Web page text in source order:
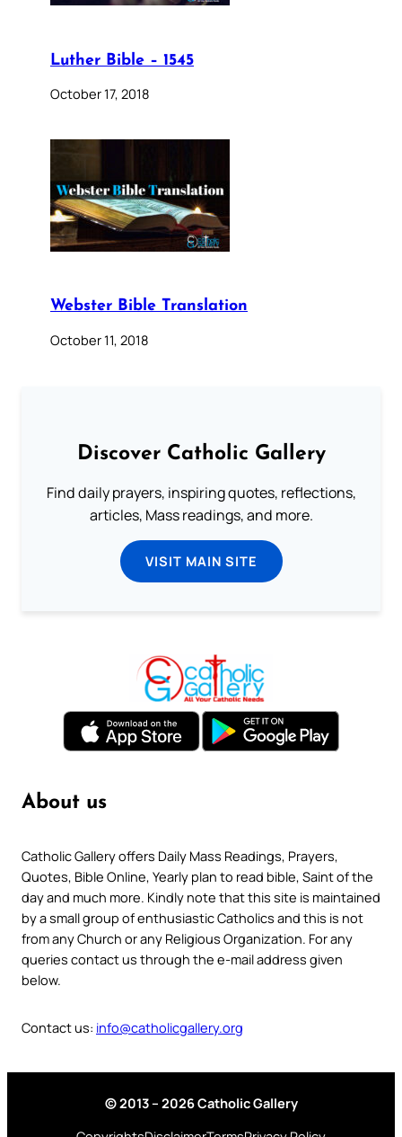
Luther Bible – 1545
October 17, 2018
Webster Bible Translation
October 11, 2018
Discover Catholic Gallery
Find daily prayers, inspiring quotes, reflections,
articles, Mass readings, and more.
VISIT MAIN SITE
About us
Catholic Gallery offers Daily Mass Readings, Prayers,
Quotes, Bible Online, Yearly plan to read bible, Saint of the
day and much more. Kindly note that this site is maintained
by a small group of enthusiastic Catholics and this is not
from any Church or any Religious Organization. For any
queries contact us through the e-mail address given
below.
Contact us: info@catholicgallery.org
© 2013 – 2026 Catholic Gallery